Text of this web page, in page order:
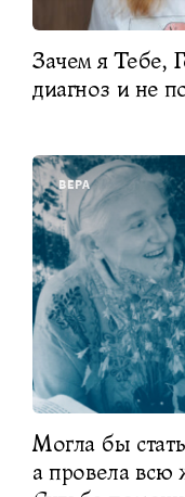
Зачем я Тебе,
диагноз и не
ВЕРА
Могла бы
а провела всю